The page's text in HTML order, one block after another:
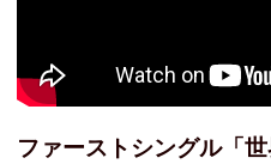
ファーストシングル「